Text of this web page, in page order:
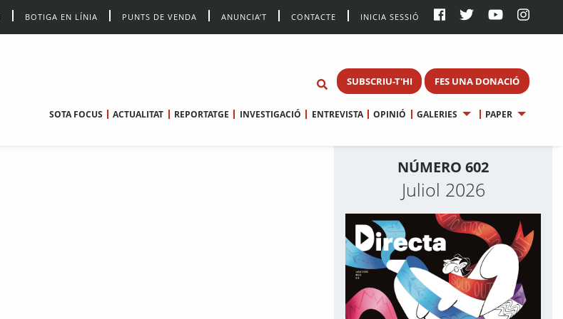
BOTIGA EN LÍNIA PUNTS DE VENDA ANUNCIA’T CONTACTE INICIA SESSIÓ
SUBSCRIU-T'HI FES UNA DONACIÓ
SOTA FOCUS ACTUALITAT REPORTATGE INVESTIGACIÓ ENTREVISTA OPINIÓ GALERIES PAPER
NÚMERO 602
Juliol 2026